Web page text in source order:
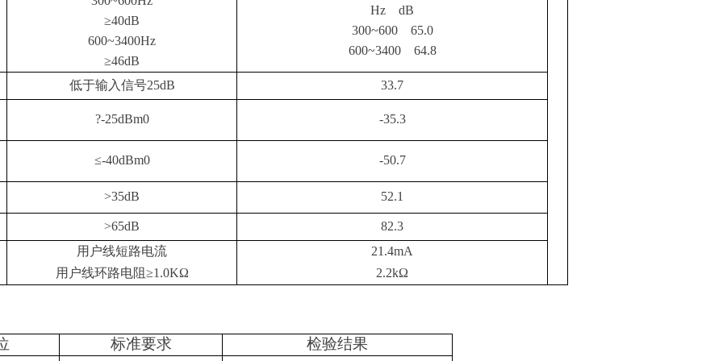
≥40dB
600~3400Hz
≥46dB
Hz dB
300~600 65.0
600~3400 64.8
低于输入信号25dB 33.7
?-25dBm0 -35.3
≤-40dBm0 -50.7
>35dB 52.1
>65dB
82.3
用户线短路电流
用户线环路电阻≥1.0KΩ
21.4mA
2.2kΩ
标准要求 检验结果